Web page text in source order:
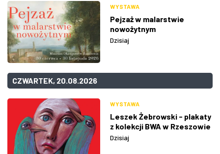
WYSTAWA
Pejzaż w malarstwie
nowożytnym
Dzisiaj
CZWARTEK, 20.08.2026
WYSTAWA
Leszek Żebrowski - plakaty
z kolekcji BWA w Rzeszowie
Dzisiaj